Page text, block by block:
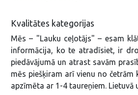
Kvalitātes kategorijas
Mēs – "Lauku ceļotājs" – esam
informācija, ko te atradīsiet, ir
piedāvājumā un atrast savām
mēs piešķiram arī vienu no
apzīmēta ar 1-4 taureņiem.